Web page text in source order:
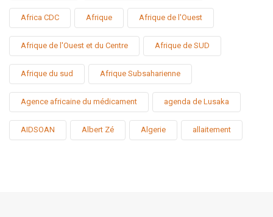
Africa CDC Afrique Afrique de l'Ouest
Afrique de l'Ouest et du Centre Afrique de SUD
Afrique du sud Afrique Subsaharienne
Agence africaine du médicament agenda de Lusaka
AIDSOAN Albert Zé Algerie allaitement